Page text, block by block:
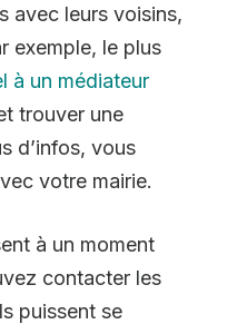
avec leurs voisins,
exemple, le plus
à un médiateur
trouver une
d’infos, vous
votre mairie.
à un moment
contacter les
puissent se